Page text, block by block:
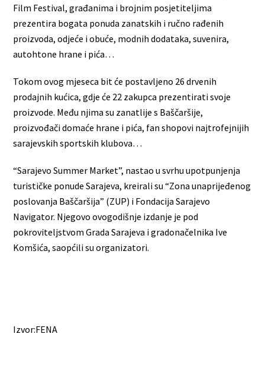
Film Festival, građanima i brojnim posjetiteljima
prezentira bogata ponuda zanatskih i ručno rađenih
proizvoda, odjeće i obuće, modnih dodataka, suvenira,
autohtone hrane i pića…
Tokom ovog mjeseca bit će postavljeno 26 drvenih
prodajnih kućica, gdje će 22 zakupca prezentirati svoje
proizvode. Među njima su zanatlije s Baščaršije,
proizvođači domaće hrane i pića, fan shopovi najtrofejnijih
sarajevskih sportskih klubova…
“Sarajevo Summer Market”, nastao u svrhu upotpunjenja
turističke ponude Sarajeva, kreirali su “Zona unaprijeđenog
poslovanja Baščaršija” (ZUP) i Fondacija Sarajevo
Navigator. Njegovo ovogodišnje izdanje je pod
pokroviteljstvom Grada Sarajeva i gradonačelnika Ive
Komšića, saopćili su organizatori.
Izvor:FENA